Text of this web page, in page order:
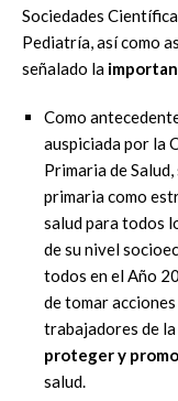
Sociedades
Pediatría, así como
señalado la
Como
auspiciada por la
Primaria de
primariacomo
salud para todos
de su nivel
todos en elAño
de tomar
trabajadores de l
proteger y
salud.